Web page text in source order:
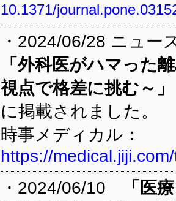
10.1371/
・2024/06/28 ニュー
「外科医がハマった
視点で格差に挑む～
に掲載されました。
時事メディカル：
https://
・2024/06/10
「医